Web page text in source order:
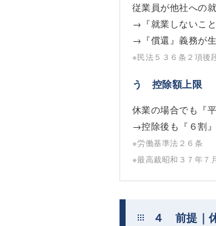
従業員が他社への
→『就業しないこ
→『償還』義務が
※民法５３６条２項後
う 控除額上限
休業の場合でも『
→控除後も『６割
※労働基準法２６条
※最高裁昭和３７年７
４ 前提｜